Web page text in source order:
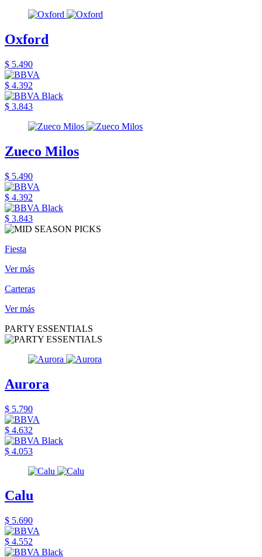
Oxford
$ 5.490
$ 4.392
$ 3.843
Zueco Milos
$ 5.490
$ 4.392
$ 3.843
Fiesta
Ver más
Carteras
Ver más
PARTY ESSENTIALS
Aurora
$ 5.790
$ 4.632
$ 4.053
Calu
$ 5.690
$ 4.552